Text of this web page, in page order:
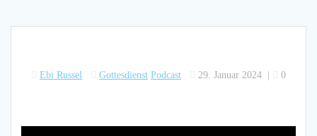
Ebi Russel Gottesdienst Podcast 29. Januar 2024 0